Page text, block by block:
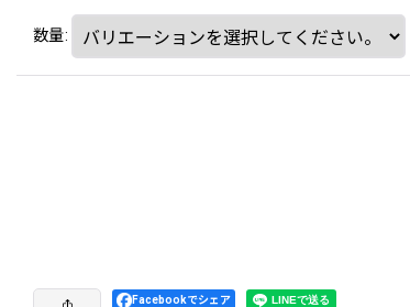
数量:
Facebookでシェア